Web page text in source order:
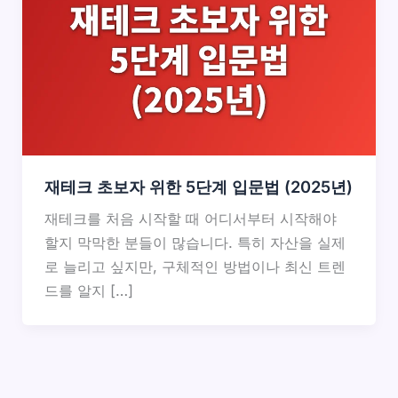
재테크 초보자 위한 5단계 입문법 (2025년)
재테크를 처음 시작할 때 어디서부터 시작해야
할지 막막한 분들이 많습니다. 특히 자산을 실제
로 늘리고 싶지만, 구체적인 방법이나 최신 트렌
드를 알지 […]